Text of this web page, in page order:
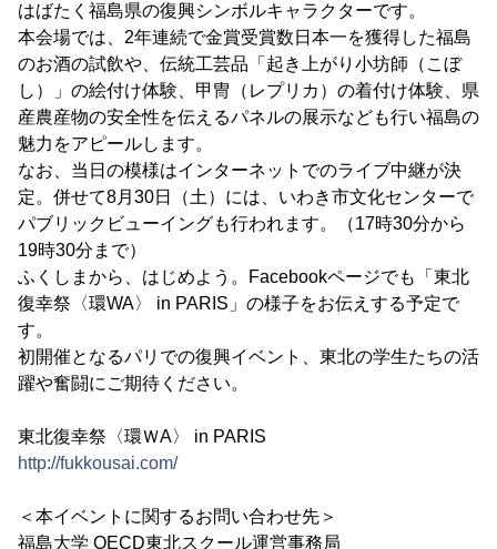
はばたく福島県の復興シンボルキャラクターです。
本会場では、2年連続で金賞受賞数日本一を獲得した福島
のお酒の試飲や、伝統工芸品「起き上がり小坊師（こぼ
し）」の絵付け体験、甲冑（レプリカ）の着付け体験、県
産農産物の安全性を伝えるパネルの展示なども行い福島の
魅力をアピールします。
なお、当日の模様はインターネットでのライブ中継が決
定。併せて8月30日（土）には、いわき市文化センターで
パブリックビューイングも行われます。（17時30分から
19時30分まで）
ふくしまから、はじめよう。Facebookページでも「東北
復幸祭〈環WA〉 in PARIS」の様子をお伝えする予定で
す。
初開催となるパリでの復興イベント、東北の学生たちの活
躍や奮闘にご期待ください。
東北復幸祭〈環ＷA〉 in PARIS
http://fukkousai.com/
＜本イベントに関するお問い合わせ先＞
福島大学 OECD東北スクール運営事務局